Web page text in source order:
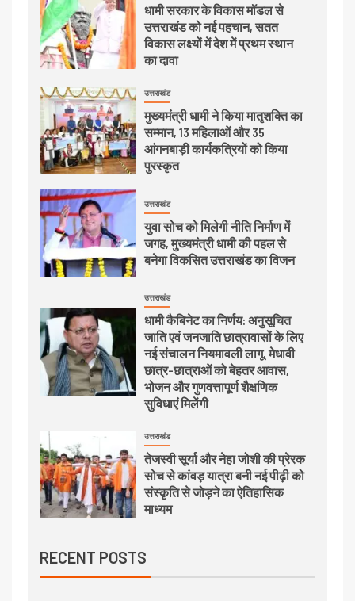
धामी सरकार के विकास मॉडल से
उत्तराखंड को नई पहचान, सतत
विकास लक्ष्यों में देश में प्रथम स्थान
का दावा
उत्तराखंड
मुख्यमंत्री धामी ने किया मातृशक्ति का
सम्मान, 13 महिलाओं और 35
आंगनबाड़ी कार्यकत्रियों को किया
पुरस्कृत
उत्तराखंड
युवा सोच को मिलेगी नीति निर्माण में
जगह, मुख्यमंत्री धामी की पहल से
बनेगा विकसित उत्तराखंड का विजन
उत्तराखंड
धामी कैबिनेट का निर्णय: अनुसूचित
जाति एवं जनजाति छात्रावासों के लिए
नई संचालन नियमावली लागू, मेधावी
छात्र-छात्राओं को बेहतर आवास,
भोजन और गुणवत्तापूर्ण शैक्षणिक
सुविधाएं मिलेंगी
उत्तराखंड
तेजस्वी सूर्या और नेहा जोशी की प्रेरक
सोच से कांवड़ यात्रा बनी नई पीढ़ी को
संस्कृति से जोड़ने का ऐतिहासिक
माध्यम
RECENT POSTS